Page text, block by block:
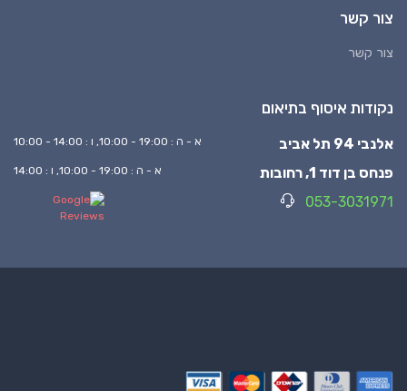
צור קשר
צור קשר
נקודות איסוף בתיאום
אלנבי 94 תל אביב א - ה : 19:00 - 10:00, ו : 14:00 - 10:00
פנחס בן דוד 1, רחובות א - ה : 19:00 - 10:00, ו : 14:00
053-3031971